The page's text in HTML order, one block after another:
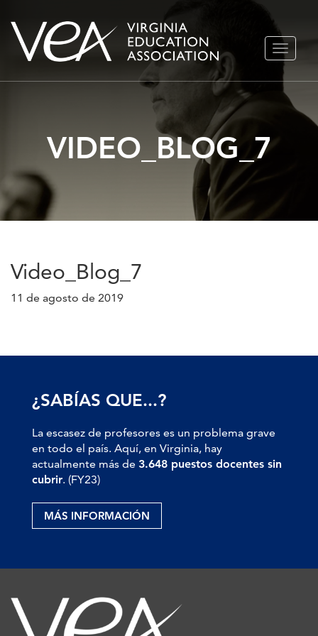
Ir
VIDEO_BLOG_7
Video_Blog_7
11 de agosto de 2019
¿SABÍAS QUE...?
La escasez de profesores es un problema grave
en todo el país. Aquí, en Virginia, hay
actualmente más de 3.648 puestos docentes sin
cubrir. (FY23)
MÁS INFORMACIÓN